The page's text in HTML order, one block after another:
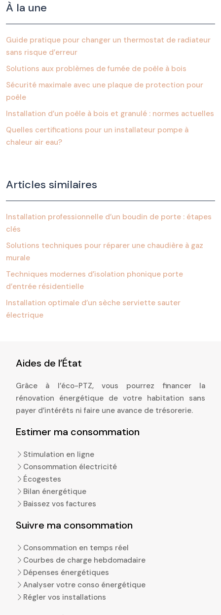
À la une
Guide pratique pour changer un thermostat de radiateur
sans risque d’erreur
Solutions aux problèmes de fumée de poêle à bois
Sécurité maximale avec une plaque de protection pour
poêle
Installation d’un poêle à bois et granulé : normes actuelles
Quelles certifications pour un installateur pompe à
chaleur air eau?
Articles similaires
Installation professionnelle d’un boudin de porte : étapes
clés
Solutions techniques pour réparer une chaudière à gaz
murale
Techniques modernes d’isolation phonique porte
d’entrée résidentielle
Installation optimale d’un sèche serviette sauter
électrique
Aides de l’État
Grâce à l’éco-PTZ, vous pourrez financer la
rénovation énergétique de votre habitation sans
payer d’intérêts ni faire une avance de trésorerie.
Estimer ma consommation
Stimulation en ligne
Consommation électricité
Écogestes
Bilan énergétique
Baissez vos factures
Suivre ma consommation
Consommation en temps réel
Courbes de charge hebdomadaire
Dépenses énergétiques
Analyser votre conso énergétique
Régler vos installations